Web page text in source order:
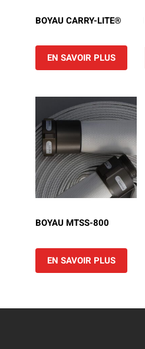
BOYAU CARRY-LITE®
EN SAVOIR PLUS
BOYAU MTSS-800
EN SAVOIR PLUS